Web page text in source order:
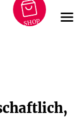
SHOP